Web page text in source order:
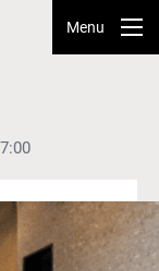
Menu